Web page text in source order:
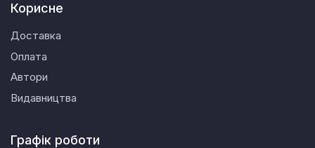
Корисне
Доставка
Оплата
Автори
Видавництва
Графік роботи